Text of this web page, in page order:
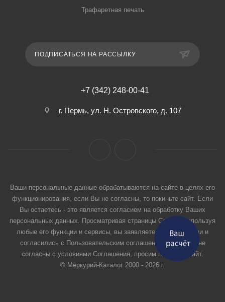
Трафаретная печать
ПОДПИСАТЬСЯ НА РАССЫЛКУ
+7 (342) 248-00-41
г. Пермь, ул. Н. Островского, д. 107
Ваши персональные данные обрабатываются на сайте в целях его
функционирования, если Вы не согласны, то покиньте сайт. Если
Вы остаетесь - это является согласием на обработку Ваших
персональных данных. Просматривая страницы Сайта и используя
любые его функции и сервисы, вы заявляете, что прочитали и
согласились с Пользовательским соглашением. Если вы не
согласны с условиями Соглашения, просим покинуть Сайт.
© Меркурий-Каталог 2000 - 2026 г.